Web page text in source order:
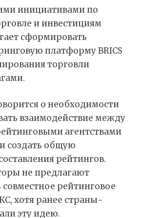
инициативами по
и инвестициям
сформировать
платформу BRICS
торговли
о необходимости
взаимодействие между
агентствами
создать общую
рейтингов.
не предлагают
рейтинговое
хотя ранее страны-
эту идею.